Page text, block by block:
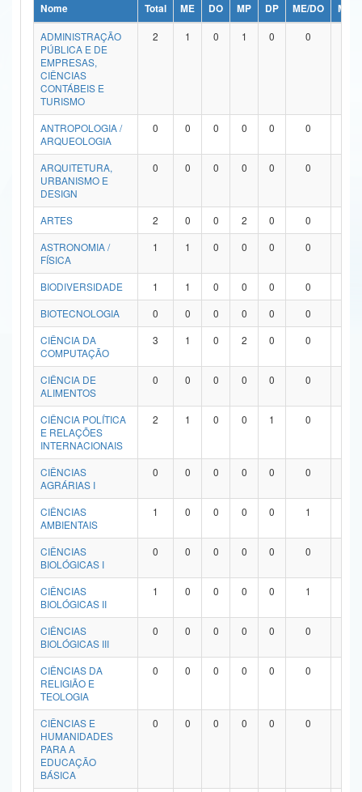
Ministério da Ciência, Tecnologia, Inovações e Comunicações
Ministério do Meio Ambiente
Ministério do Turismo
Ministério do Desenvolvimento Regional
Controladoria-Geral da União
Ministério da Mulher, da Família e dos Direitos Humanos
Secretaria de Governo
Advocacia-Geral da União
Banco Central do Brasil
Nome Total ME DO MP DP ME/DO
MP/
ADMINISTRAÇÃO
PÚBLICA E DE
EMPRESAS,
CIÊNCIAS
CONTÁBEIS E
TURISMO
2 1 0 1 0 0
ANTROPOLOGIA /
ARQUEOLOGIA
0 0 0 0 0 0
ARQUITETURA,
URBANISMO E
DESIGN
0 0 0 0 0 0
ARTES 2 0 0 2 0 0
ASTRONOMIA /
FÍSICA
1 1 0 0 0 0
BIODIVERSIDADE 1 1 0 0 0 0
BIOTECNOLOGIA
0 0 0 0 0 0
CIÊNCIA DA
COMPUTAÇÃO
3 1 0 2 0 0
CIÊNCIA DE
ALIMENTOS
0 0 0 0 0 0
CIÊNCIA POLÍTICA
E RELAÇÕES
INTERNACIONAIS
2 1 0 0 1 0
CIÊNCIAS
AGRÁRIAS I
0 0 0 0 0 0
CIÊNCIAS
AMBIENTAIS
1 0 0 0 0 1
CIÊNCIAS
BIOLÓGICAS I
0 0 0 0 0 0
CIÊNCIAS
BIOLÓGICAS II
1 0 0 0 0 1
CIÊNCIAS
BIOLÓGICAS III
0 0 0 0 0 0
CIÊNCIAS DA
RELIGIÃO E
TEOLOGIA
0 0 0 0 0 0
CIÊNCIAS E
HUMANIDADES
PARA A
EDUCAÇÃO
BÁSICA
0 0 0 0 0 0